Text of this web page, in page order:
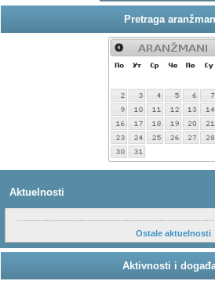
Pretraga
Aktuelnosti
Ostale aktuelnosti
Aktivnosti i